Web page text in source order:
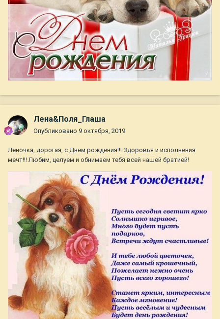
Лена&Поля_Глаша
Опубликовано 9 октября, 2019
Леночка, дорогая, с Днем рождения!!! Здоровья и исполнения
мечт!!! Любим, целуем и обнимаем тебя всей нашей братией!